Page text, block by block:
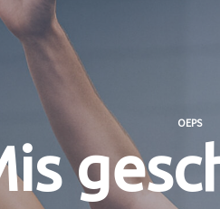
OEPS